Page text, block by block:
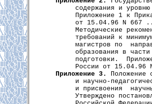
содержания и
Приложение 1 к
от 15.04.96 N 667
Методические
требований к
магистров по
образования в
подготовки.
России от 15.04.96
Приложение 3.
Положение
и научно-
и присвоения
Утверждено